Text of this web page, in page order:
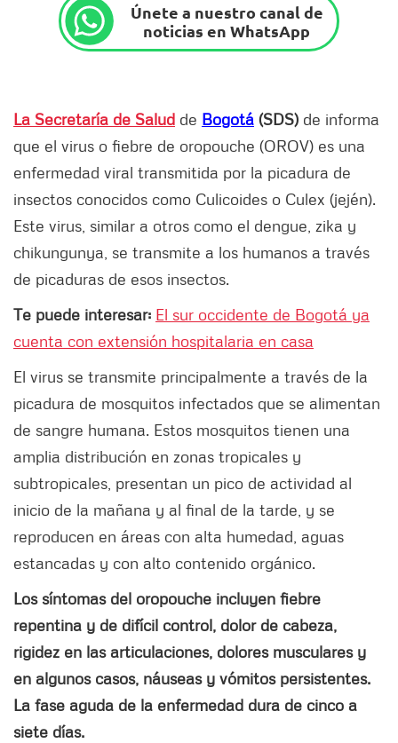
Únete a nuestro canal de
noticias en WhatsApp
La Secretaría de Salud de Bogotá (SDS) de informa
que el virus o fiebre de oropouche (OROV) es una
enfermedad viral transmitida por la picadura de
insectos conocidos como Culicoides o Culex (jején).
Este virus, similar a otros como el dengue, zika y
chikungunya, se transmite a los humanos a través
de picaduras de esos insectos.
Te puede interesar: El sur occidente de Bogotá ya
cuenta con extensión hospitalaria en casa
El virus se transmite principalmente a través de la
picadura de mosquitos infectados que se alimentan
de sangre humana. Estos mosquitos tienen una
amplia distribución en zonas tropicales y
subtropicales, presentan un pico de actividad al
inicio de la mañana y al final de la tarde, y se
reproducen en áreas con alta humedad, aguas
estancadas y con alto contenido orgánico.
Los síntomas del oropouche incluyen fiebre
repentina y de difícil control, dolor de cabeza,
rigidez en las articulaciones, dolores musculares y
en algunos casos, náuseas y vómitos persistentes.
La fase aguda de la enfermedad dura de cinco a
siete días.